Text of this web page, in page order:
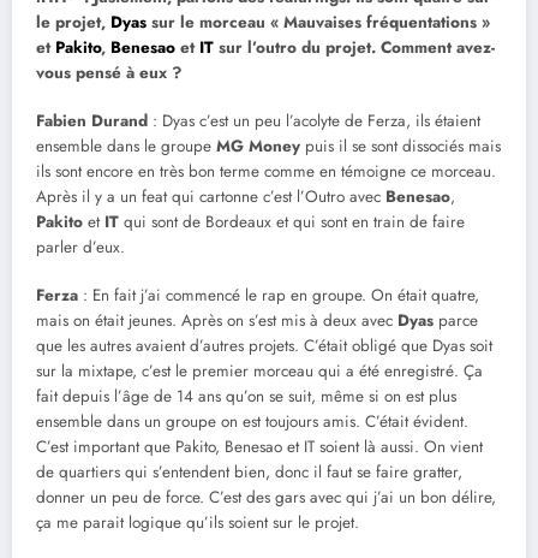
le projet, Dyas sur le morceau « Mauvaises fréquentations »
et Pakito, Benesao et IT sur l’outro du projet. Comment avez-
vous pensé à eux ?
Fabien Durand : Dyas c’est un peu l’acolyte de Ferza, ils étaient
ensemble dans le groupe MG Money puis il se sont dissociés mais
ils sont encore en très bon terme comme en témoigne ce morceau.
Après il y a un feat qui cartonne c’est l’Outro avec Benesao,
Pakito et IT qui sont de Bordeaux et qui sont en train de faire
parler d’eux.
Ferza : En fait j’ai commencé le rap en groupe. On était quatre,
mais on était jeunes. Après on s’est mis à deux avec Dyas parce
que les autres avaient d’autres projets. C’était obligé que Dyas soit
sur la mixtape, c’est le premier morceau qui a été enregistré. Ça
fait depuis l’âge de 14 ans qu’on se suit, même si on est plus
ensemble dans un groupe on est toujours amis. C’était évident.
C’est important que Pakito, Benesao et IT soient là aussi. On vient
de quartiers qui s’entendent bien, donc il faut se faire gratter,
donner un peu de force. C’est des gars avec qui j’ai un bon délire,
ça me parait logique qu’ils soient sur le projet.